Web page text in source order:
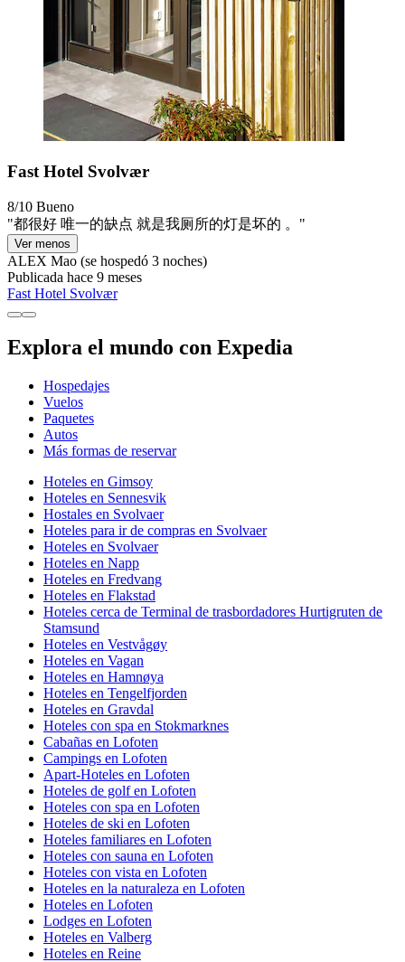
Fast Hotel Svolvær
8/10 Bueno
"都很好 唯一的缺点 就是我厕所的灯是坏的 。"
Ver menos
ALEX Mao (se hospedó 3 noches)
Publicada hace 9 meses
Fast Hotel Svolvær
Explora el mundo con Expedia
Hospedajes
Vuelos
Paquetes
Autos
Más formas de reservar
Hoteles en Gimsoy
Hoteles en Sennesvik
Hostales en Svolvaer
Hoteles para ir de compras en Svolvaer
Hoteles en Svolvaer
Hoteles en Napp
Hoteles en Fredvang
Hoteles en Flakstad
Hoteles cerca de Terminal de trasbordadores Hurtigruten de
Stamsund
Hoteles en Vestvågøy
Hoteles en Vagan
Hoteles en Hamnøya
Hoteles en Tengelfjorden
Hoteles en Gravdal
Hoteles con spa en Stokmarknes
Cabañas en Lofoten
Campings en Lofoten
Apart-Hoteles en Lofoten
Hoteles de golf en Lofoten
Hoteles con spa en Lofoten
Hoteles de ski en Lofoten
Hoteles familiares en Lofoten
Hoteles con sauna en Lofoten
Hoteles con vista en Lofoten
Hoteles en la naturaleza en Lofoten
Hoteles en Lofoten
Lodges en Lofoten
Hoteles en Valberg
Hoteles en Reine